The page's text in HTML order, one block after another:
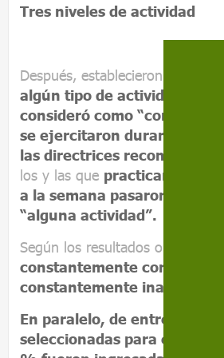
Tres niveles de actividad
Después, establecieron tres
algún tipo de actividad
consideró como
se ejercitaron durante 150
las directrices
los y las que practicaron
a la semana pasaron a
“alguna actividad”.
Según los resultados obtenidos,
constantemente con las
constantemente inactivo y
En paralelo, de entre todos
seleccionadas para el